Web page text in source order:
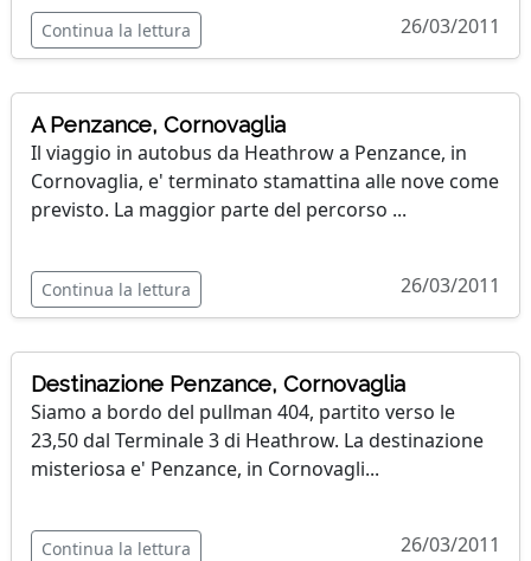
Continua la lettura 26/03/2011
A Penzance, Cornovaglia
Il viaggio in autobus da Heathrow a Penzance, in
Cornovaglia, e' terminato stamattina alle nove come
previsto. La maggior parte del percorso ...
Continua la lettura 26/03/2011
Destinazione Penzance, Cornovaglia
Siamo a bordo del pullman 404, partito verso le
23,50 dal Terminale 3 di Heathrow. La destinazione
misteriosa e' Penzance, in Cornovagli...
Continua la lettura 26/03/2011